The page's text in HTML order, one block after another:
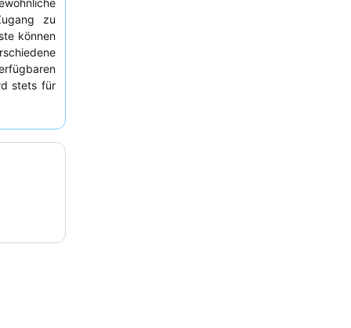
zu
können
stets für